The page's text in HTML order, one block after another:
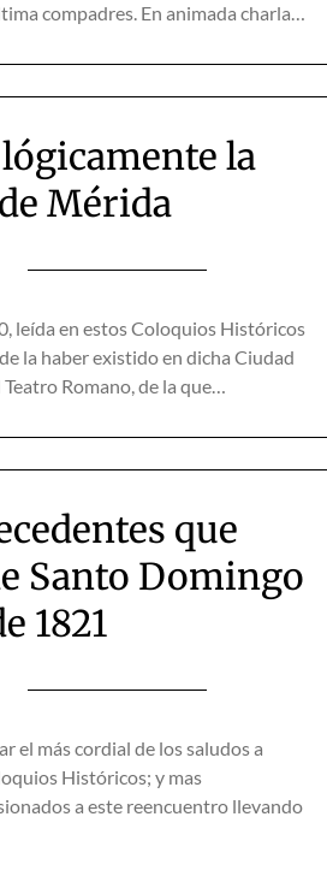
compadres. En animada charla…
la
Mérida
leída en estos Coloquios Históricos
la haber existido en dicha Ciudad
Romano, de la que…
que
Santo Domingo
1821
el más cordial de los saludos a
Históricos; y mas
a este reencuentro llevando